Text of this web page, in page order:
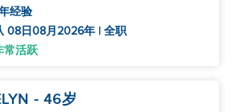
经验
08日08月2026年 | 全职
常活跃
- 46岁